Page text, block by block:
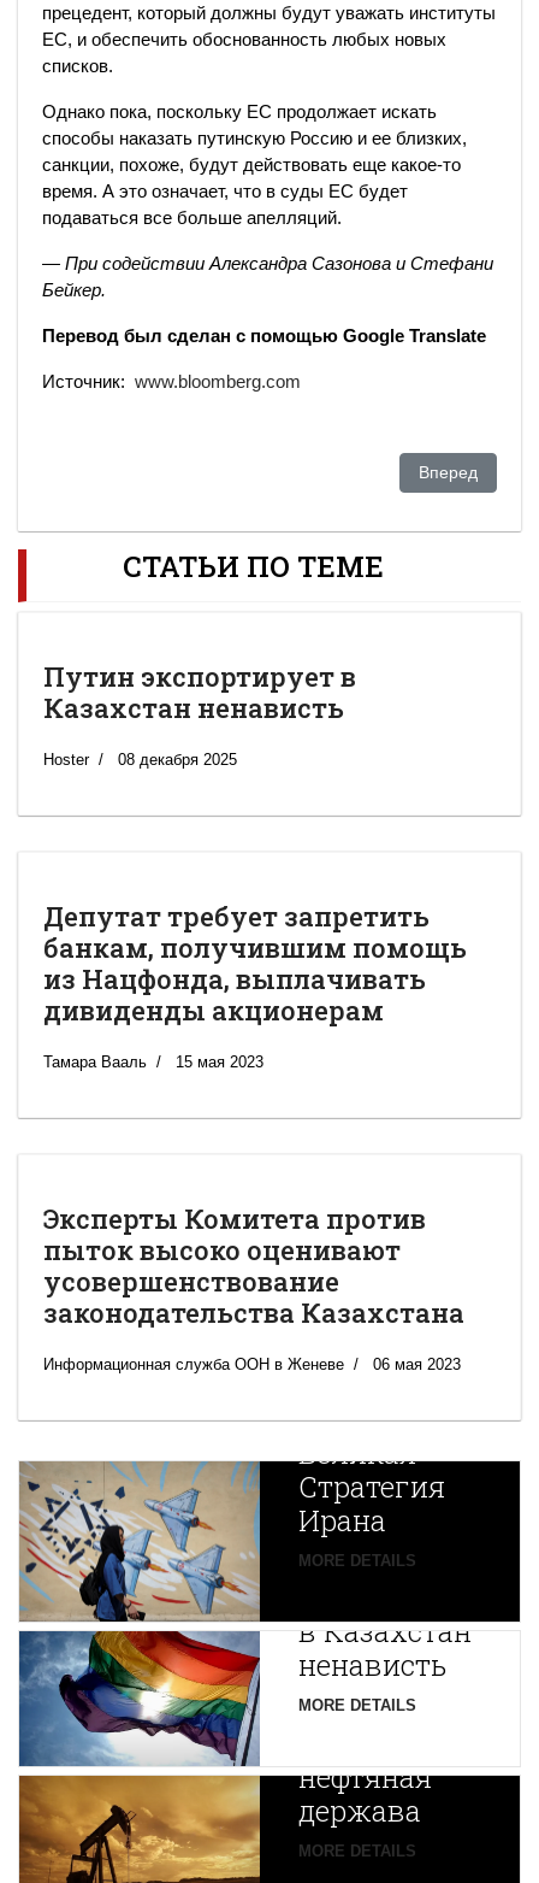
прецедент, который должны будут уважать институты
ЕС, и обеспечить обоснованность любых новых
списков.
Однако пока, поскольку ЕС продолжает искать
способы наказать путинскую Россию и ее близких,
санкции, похоже, будут действовать еще какое-то
время. А это означает, что в суды ЕС будет
подаваться все больше апелляций.
— При содействии Александра Сазонова и Стефани
Бейкер.
Перевод был сделан с помощью Google Translate
Источник: www.bloomberg.com
Следующий:
Вперед
СТАТЬИ ПО ТЕМЕ
Путин экспортирует в
Казахстан ненависть
Hoster 08 декабря 2025
Депутат требует запретить
банкам, получившим помощь
из Нацфонда, выплачивать
дивиденды акционерам
Тамара Вааль 15 мая 2023
Эксперты Комитета против
пыток высоко оценивают
усовершенствование
законодательства Казахстана
Информационная служба ООН в Женеве 06 мая 2023
Новая
Великая
Стратегия
Ирана
MORE DETAILS
Путин
в Казахстан
ненависть
MORE DETAILS
Центральной
Азии
зарождается
нефтяная
держава
MORE DETAILS